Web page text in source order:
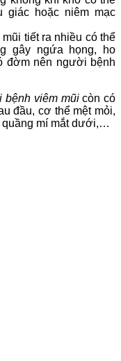
giác hoặc niêm mạc
mũi tiết ra nhiều có thể
gây ngứa họng, ho
đờm nên người bệnh
bệnh viêm mũicòn có
đầu, cơ thể mệt mỏi,
quầng mí mắt dưới,…